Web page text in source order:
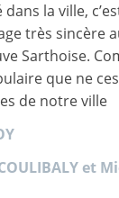
la ville,
très sincère
Sarthoise.
que ne
de notre ville
et